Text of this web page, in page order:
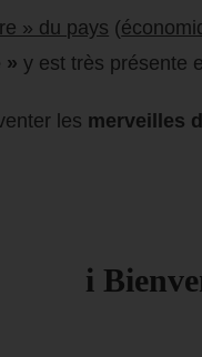
» du pays (
»y est très présente
les merveilles
i